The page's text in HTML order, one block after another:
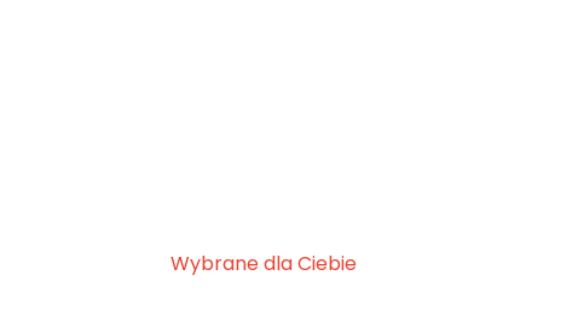
Wybrane dla Ciebie